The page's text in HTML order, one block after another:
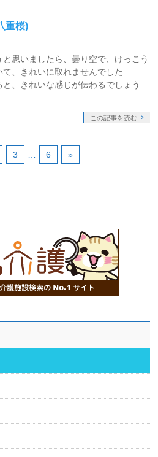
重桜)
思いましたら、曇り空で、けっこう
、きれいに取れませんでした
と、きれいな感じが伝わるでしょう
この記事を読む
3 6 »